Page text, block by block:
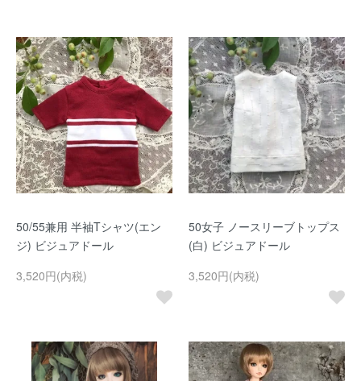
50/55兼用 半袖Tシャツ(エン
ジ) ビジュアドール
3,520円(内税)
50女子 ノースリーブトップス
(白) ビジュアドール
3,520円(内税)